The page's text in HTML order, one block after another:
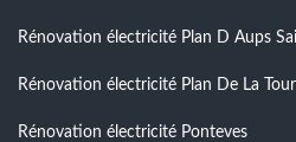
Rénovation électricité Plan D Aups
Rénovation électricité Plan De La Tour
Rénovation électricité Ponteves